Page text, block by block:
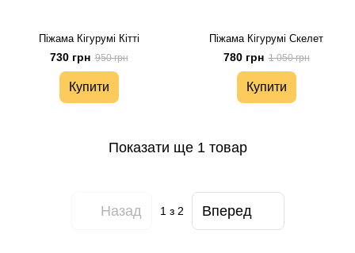
Піжама Кігурумі Кітті
730 грн 950 грн
Купити
Піжама Кігурумі Скелет
780 грн 1 050 грн
Купити
Показати ще 1 товар
Назад 1з 2 Вперед